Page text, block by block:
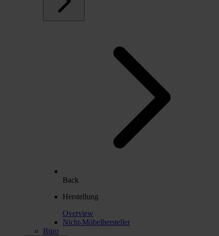
Back
Herstellung
Overview
Nicht-Möbelhersteller
Büro